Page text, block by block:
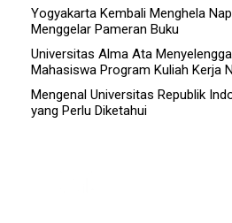
Yogyakarta Kembali Menghela
Menggelar Pameran Buku
Universitas Alma Ata
Mahasiswa Program Kuliah Kerja
Mengenal Universitas Republik
yang Perlu Diketahui